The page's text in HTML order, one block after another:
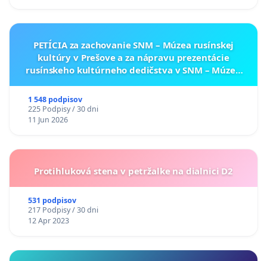
PETÍCIA za zachovanie SNM – Múzea rusínskej
kultúry v Prešove a za nápravu prezentácie
rusínskeho kultúrneho dedičstva v SNM – Múzeu
1 548 podpisov
225 Podpisy / 30 dni
11 Jun 2026
Protihluková stena v petržalke na dialnici D2
531 podpisov
217 Podpisy / 30 dni
12 Apr 2023